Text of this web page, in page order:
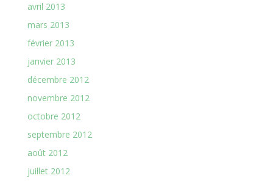
avril 2013
mars 2013
février 2013
janvier 2013
décembre 2012
novembre 2012
octobre 2012
septembre 2012
août 2012
juillet 2012